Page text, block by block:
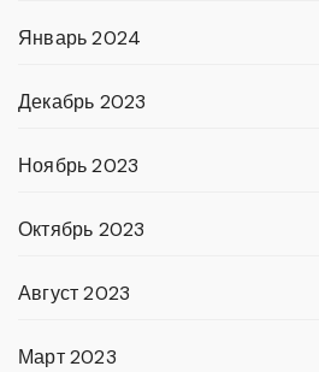
Январь 2024
Декабрь 2023
Ноябрь 2023
Октябрь 2023
Август 2023
Март 2023